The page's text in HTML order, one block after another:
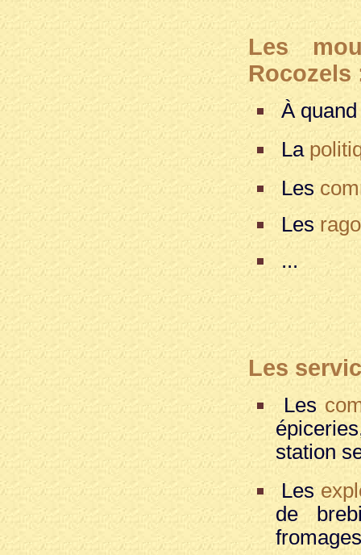
Les
Rocozels
À quand
La
Les
Les
...
Les
Les
station
Les
de